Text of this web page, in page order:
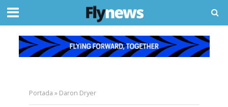
Portada » Daron Dryer